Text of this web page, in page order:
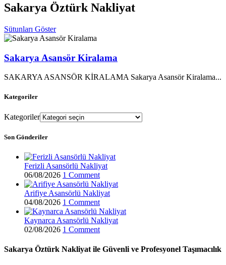
Sakarya Öztürk Nakliyat
Sütunları Göster
Sakarya Asansör Kiralama
SAKARYA ASANSÖR KİRALAMA Sakarya Asansör Kiralama...
Kategoriler
Kategoriler
Son Gönderiler
Ferizli Asansörlü Nakliyat
06/08/2026 1 Comment
Arifiye Asansörlü Nakliyat
04/08/2026 1 Comment
Kaynarca Asansörlü Nakliyat
02/08/2026 1 Comment
Sakarya Öztürk Nakliyat ile Güvenli ve Profesyonel Taşımacılık